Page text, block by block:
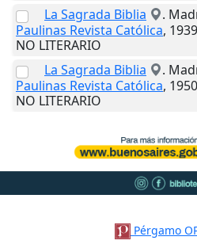
La Sagrada Biblia
.
Paulinas Revista Católica, 1939
NO LITERARIO
La Sagrada Biblia
.
Paulinas Revista Católica, 1950
NO LITERARIO
Pérgamo